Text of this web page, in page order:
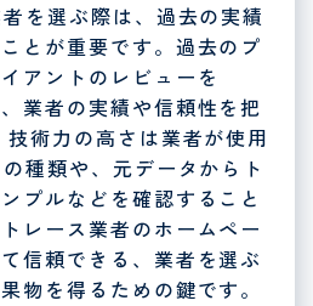
を選ぶ際は、過去の実績
とが重要です。過去のプ
アントのレビューを
業者の実績や信頼性を把
術力の高さは業者が使用
種類や、元データからト
プルなどを確認すること
レース業者のホームペー
信頼できる、業者を選ぶ
物を得るための鍵です。